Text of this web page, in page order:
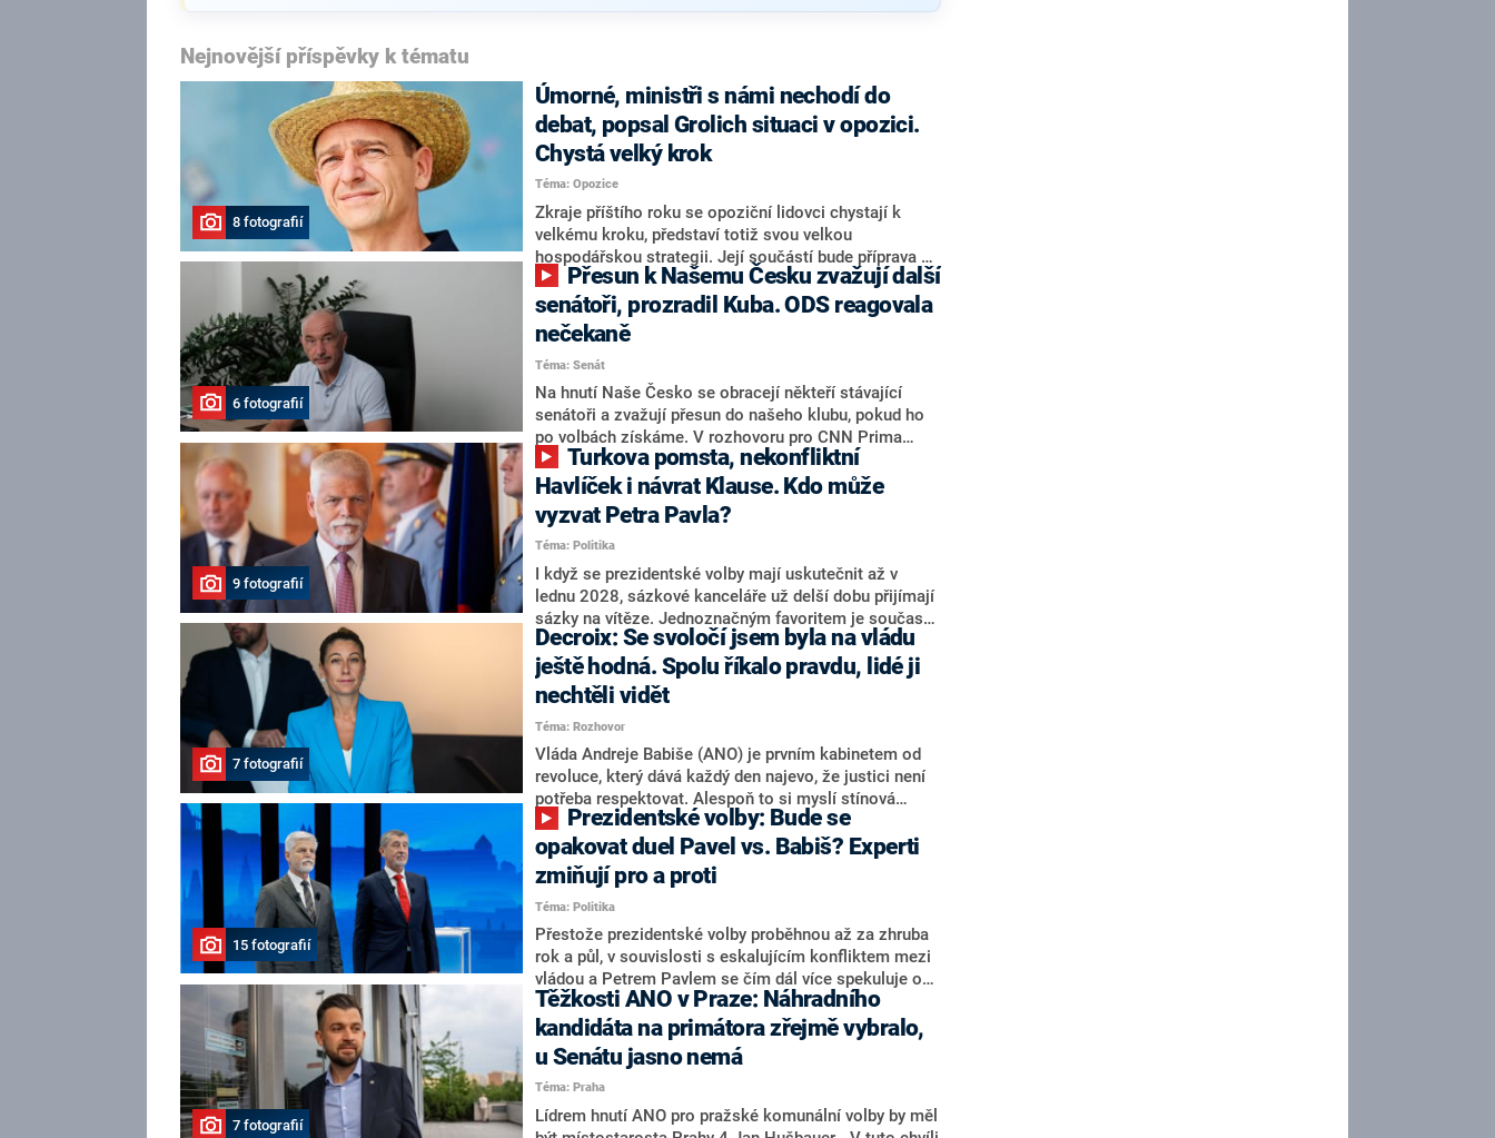
Nejnovější příspěvky k tématu
8 fotografií
Úmorné, ministři s námi nechodí do
debat, popsal Grolich situaci v opozici.
Chystá velký krok
Téma: Opozice
Zkraje příštího roku se opoziční lidovci chystají k
velkému kroku, představí totiž svou velkou
hospodářskou strategii. Její součástí bude příprava na
stárnutí populace, řekl ve středu na setkání s novináři
nový předseda lidovců Jan Grolich. Ten zároveň v
senátních volbách kandiduje ve Vyškově. Popsal i
aktivitu opozice, o níž vládní strany nebo političtí
komentátoři mluví jako o slabé a v defenzivě. „Je to
úmorná práce upozorňovat na chyby vlády. Ministři s
námi navíc nechodí do debat. Chceme ale ukazovat
svoje témata,“ odpověděl Grolich na dotaz CNN Prima
NEWS.
6 fotografií
senátoři, prozradil Kuba. ODS reagovala
nečekaně
Téma: Senát
Na hnutí Naše Česko se obracejí někteří stávající
senátoři a zvažují přesun do našeho klubu, pokud ho
po volbách získáme. V rozhovoru pro CNN Prima
NEWS to řekl zakladatel hnutí a jihočeský hejtman
Martin Kuba. Konkrétní nebyl, ale získat by takto mohl
například senátora Zdeňka Hrabu, který je dnes
součástí klubu ODS a TOP 09. Hraba to na dotaz
redakce nevyloučil. Předseda klubu senátorů ODS
Zdeněk Nytra redakci řekl, že počítá s odchodem
některých senátorů z klubu a že Naše Česko není
nepřítel, ale soupeř.
9 fotografií
Havlíček i návrat Klause. Kdo může
vyzvat Petra Pavla?
Téma: Politika
I když se prezidentské volby mají uskutečnit až v
lednu 2028, sázkové kanceláře už delší dobu přijímají
sázky na vítěze. Jednoznačným favoritem je současná
hlava státu Petr Pavel. Daleko za ním pak bookmakeři
zmiňují dva výrazné politiky ANO, tedy premiéra
Andreje Babiše a ministra průmyslu Karla Havlíčka.
Oblíbeným tipem samotných sázkařů je poslanec za
Motoristy Filip Turek. Politolog Jan Kubáček nicméně
o případné kandidatuře kohokoliv ze zmíněné trojice
značně pochybuje. Podle něj současná koalice dosud
nemá osobu, která by Pavlovi mohla konkurovat.
7 fotografií
Decroix: Se svoločí jsem byla na vládu
ještě hodná. Spolu říkalo pravdu, lidé ji
nechtěli vidět
Téma: Rozhovor
Vláda Andreje Babiše (ANO) je prvním kabinetem od
revoluce, který dává každý den najevo, že justici není
potřeba respektovat. Alespoň to si myslí stínová
ministryně spravedlnosti ODS Eva Decroix. V
rozhovoru pro CNN Prima NEWS si nebrala servítky
ohledně politického výkonu svého nástupce Jeronýma
Tejce (za ANO) či vládní zmocněnkyně pro lidská
práva Taťány Malé (ANO). Označením „svoloč“ na
adresu vlády prý byla ještě hodná. Decroix se také
vrátila k volební porážce koalice Spolu či promluvila o
hnutí Naše Česko Martina Kuby.
15 fotografií
opakovat duel Pavel vs. Babiš? Experti
zmiňují pro a proti
Téma: Politika
Přestože prezidentské volby proběhnou až za zhruba
rok a půl, v souvislosti s eskalujícím konfliktem mezi
vládou a Petrem Pavlem se čím dál více spekuluje o
tom, koho by do bitvy o Hrad mohla vyslat současná
koalice. Někteří političtí komentátoři znovu vytahují
jméno premiéra Andreje Babiše (ANO). Jak moc je
pravděpodobné, že se v prezidentských volbách 2028
bude znovu opakovat souboj z roku 2023?
7 fotografií
Těžkosti ANO v Praze: Náhradního
kandidáta na primátora zřejmě vybralo,
u Senátu jasno nemá
Téma: Praha
Lídrem hnutí ANO pro pražské komunální volby by měl